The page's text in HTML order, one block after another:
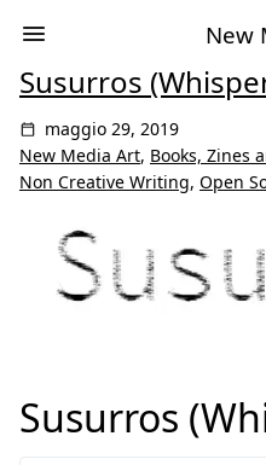
New
Susurros
maggio 29, 2019
New Media Art, Books, Zines
Non Creative Writing, Open
Susurros